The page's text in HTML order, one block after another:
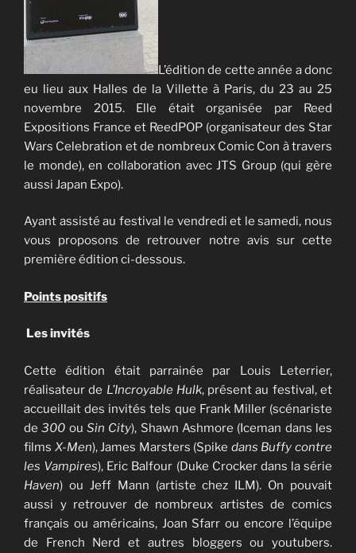
L’édition de cette année a donc
eu lieu aux Halles de la Villette à Paris, du 23 au 25
novembre 2015. Elle était organisée par Reed
Expositions France et ReedPOP (organisateur des Star
Wars Celebration et de nombreux Comic Con à travers
le monde), en collaboration avec JTS Group (qui gère
aussi Japan Expo).
Ayant assisté au festival le vendredi et le samedi, nous
vous proposons de retrouver notre avis sur cette
première édition ci-dessous.
Points positifs
Les invités
Cette édition était parrainée par Louis Leterrier,
réalisateur de L’Incroyable Hulk, présent au festival, et
accueillait des invités tels que Frank Miller (scénariste
de300 ouSin City), Shawn Ashmore (Iceman dans les
films X-Men), James Marsters (Spike dans Buffy contre
les Vampires), Eric Balfour (Duke Crocker dans la série
Haven) ou Jeff Mann (artiste chez ILM). On pouvait
aussi y retrouver de nombreux artistes de comics
français ou américains, Joan Sfarr ou encore l’équipe
de French Nerd et autres bloggers ou youtubers.